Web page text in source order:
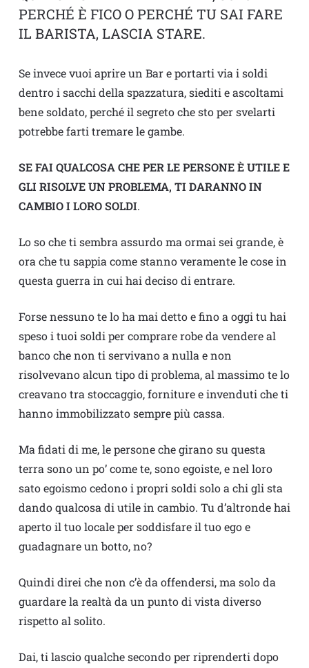
PERCHÉ È FICO O PERCHÉ TU SAI FARE
IL BARISTA, LASCIA STARE.
Se invece vuoi aprire un Bar e portarti via i soldi
dentro i sacchi della spazzatura, siediti e ascoltami
bene soldato, perché il segreto che sto per svelarti
potrebbe farti tremare le gambe.
SE FAI QUALCOSA CHE PER LE PERSONE È UTILE E
GLI RISOLVE UN PROBLEMA, TI DARANNO IN
CAMBIO I LORO SOLDI.
Lo so che ti sembra assurdo ma ormai sei grande, è
ora che tu sappia come stanno veramente le cose in
questa guerra in cui hai deciso di entrare.
Forse nessuno te lo ha mai detto e fino a oggi tu hai
speso i tuoi soldi per comprare robe da vendere al
banco che non ti servivano a nulla e non
risolvevano alcun tipo di problema, al massimo te lo
creavano tra stoccaggio, forniture e invenduti che ti
hanno immobilizzato sempre più cassa.
Ma fidati di me, le persone che girano su questa
terra sono un po’ come te, sono egoiste, e nel loro
sato egoismo cedono i propri soldi solo a chi gli sta
dando qualcosa di utile in cambio. Tu d’altronde hai
aperto il tuo locale per soddisfare il tuo ego e
guadagnare un botto, no?
Quindi direi che non c’è da offendersi, ma solo da
guardare la realtà da un punto di vista diverso
rispetto al solito.
Dai, ti lascio qualche secondo per riprenderti dopo